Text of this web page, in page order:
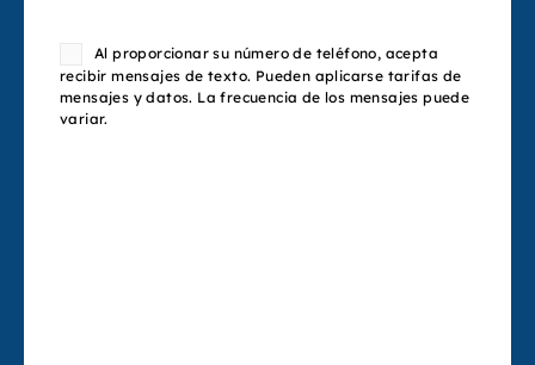
ConsentAl proporcionar su número de teléfono, acepta
recibir mensajes de texto. Pueden aplicarse tarifas de
mensajes y datos. La frecuencia de los mensajes puede
variar.